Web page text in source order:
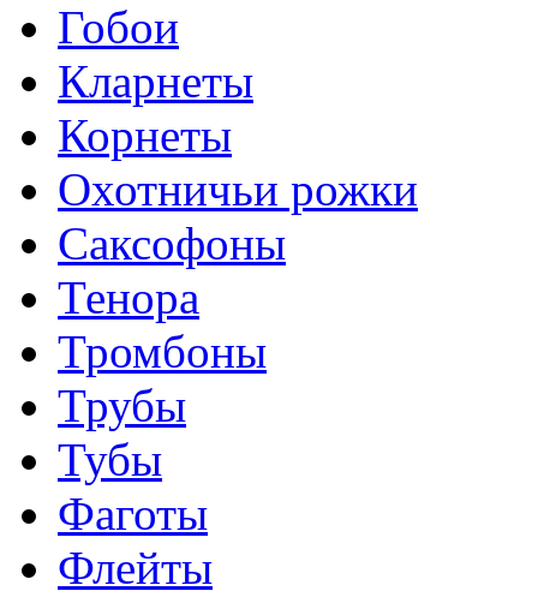
Гобои
Кларнеты
Корнеты
Охотничьи рожки
Саксофоны
Тенора
Тромбоны
Трубы
Тубы
Фаготы
Флейты